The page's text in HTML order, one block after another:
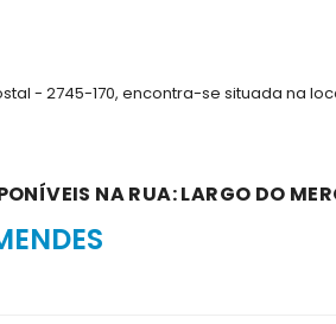
- 2745-170, encontra-se situada na
NA RUA: LARGO DO